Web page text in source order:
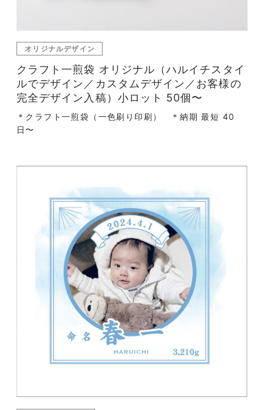
オリジナルデザイン
クラフト一煎袋 オリジナル（ハルイチスタイ
ルでデザイン／カスタムデザイン／お客様の
完全デザイン入稿）小ロット 50個〜
＊クラフト一煎袋（一色刷り印刷） ＊納期 最短 40
日〜